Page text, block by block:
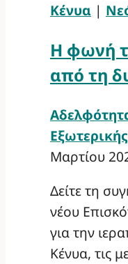
Κένυα |
Η φωνή
από τη
Μαρτίου
Δείτε τη
νέου
για την
Κένυα, τις